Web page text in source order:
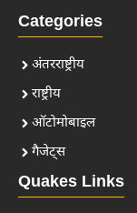
Categories
अंतरराष्ट्रीय
राष्ट्रीय
ऑटोमोबाइल
गैजेट्स
Quakes Links